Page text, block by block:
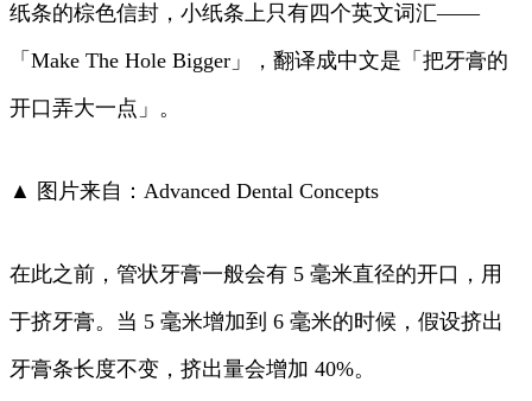
纸条的棕色信封，小纸条上只有四个英文词汇——
「Make The Hole Bigger」，翻译成中文是「把牙膏的
开口弄大一点」。
▲ 图片来自：Advanced Dental Concepts
在此之前，管状牙膏一般会有 5 毫米直径的开口，用
于挤牙膏。当 5 毫米增加到 6 毫米的时候，假设挤出
牙膏条长度不变，挤出量会增加 40%。